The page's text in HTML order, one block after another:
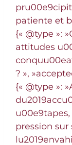
patiente et
{« @type »:
attitudes
? »,
{« @type »:
pression